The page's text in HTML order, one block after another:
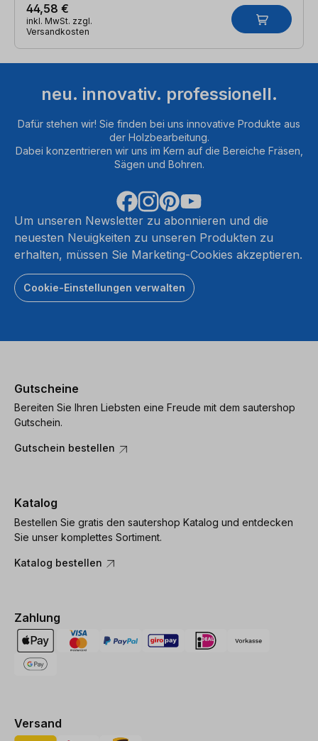
44,58 €
inkl. MwSt. zzgl.
Versandkosten
neu. innovativ. professionell.
Dafür stehen wir! Sie finden bei uns innovative Produkte aus
der Holzbearbeitung.
Dabei konzentrieren wir uns im Kern auf die Bereiche Fräsen,
Sägen und Bohren.
Um unseren Newsletter zu abonnieren und die
neuesten Neuigkeiten zu unseren Produkten zu
erhalten, müssen Sie Marketing-Cookies akzeptieren.
Cookie-Einstellungen verwalten
Gutscheine
Bereiten Sie Ihren Liebsten eine Freude mit dem sautershop
Gutschein.
Gutschein bestellen
Katalog
Bestellen Sie gratis den sautershop Katalog und entdecken
Sie unser komplettes Sortiment.
Katalog bestellen
Zahlung
Versand